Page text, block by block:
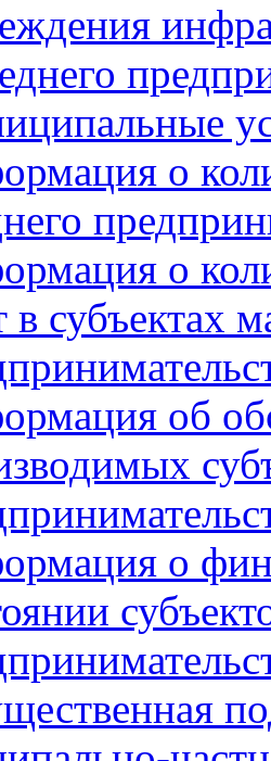
о
о
в субъектах
об
о